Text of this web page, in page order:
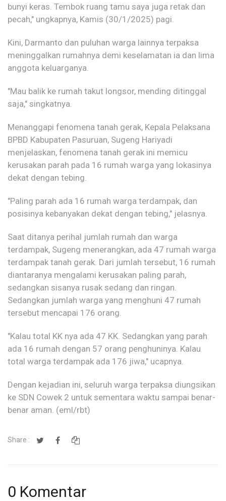
bunyi keras. Tembok ruang tamu saya juga retak dan
pecah," ungkapnya, Kamis (30/1/2025) pagi.
Kini, Darmanto dan puluhan warga lainnya terpaksa
meninggalkan rumahnya demi keselamatan ia dan lima
anggota keluarganya.
"Mau balik ke rumah takut longsor, mending ditinggal
saja," singkatnya.
Menanggapi fenomena tanah gerak, Kepala Pelaksana
BPBD Kabupaten Pasuruan, Sugeng Hariyadi
menjelaskan, fenomena tanah gerak ini memicu
kerusakan parah pada 16 rumah warga yang lokasinya
dekat dengan tebing.
"Paling parah ada 16 rumah warga terdampak, dan
posisinya kebanyakan dekat dengan tebing," jelasnya.
Saat ditanya perihal jumlah rumah dan warga
terdampak, Sugeng menerangkan, ada 47 rumah warga
terdampak tanah gerak. Dari jumlah tersebut, 16 rumah
diantaranya mengalami kerusakan paling parah,
sedangkan sisanya rusak sedang dan ringan.
Sedangkan jumlah warga yang menghuni 47 rumah
tersebut mencapai 176 orang.
"Kalau total KK nya ada 47 KK. Sedangkan yang parah
ada 16 rumah dengan 57 orang penghuninya. Kalau
total warga terdampak ada 176 jiwa," ucapnya.
Dengan kejadian ini, seluruh warga terpaksa diungsikan
ke SDN Cowek 2 untuk sementara waktu sampai benar-
benar aman. (eml/rbt)
Share :
0 Komentar